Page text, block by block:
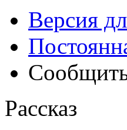
Версия
Рассказ